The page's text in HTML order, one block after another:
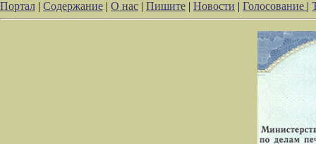
Портал | Содержание | О нас | Пишите | Новости | Голосование |